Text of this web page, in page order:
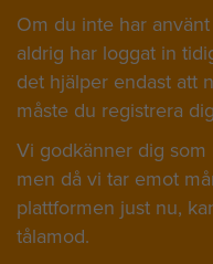
Om du inte har
aldrig har loggat in
det hjälper endast att
måste du registrera
Vi godkänner dig som
men då vi tar emot
plattformen just nu,
tålamod.